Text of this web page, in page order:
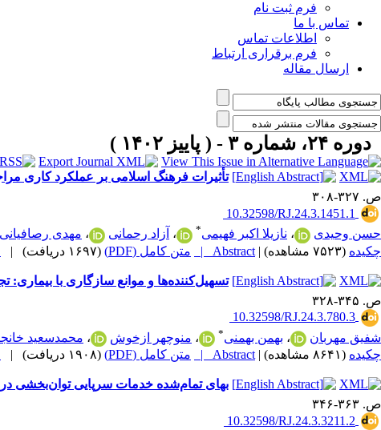
فرم ثبت نام
تماس با ما
اطلاعات تماس
فرم برقراری ارتباط
ارسال مقاله
دوره ۲۴، شماره ۳ - ( پاییز ۱۴۰۲ )
تأثیرات فرهنگ اسلامی بر عملکرد کاری
ص. ۳۲۷-۳۰۸
‎ 10.32598/RJ.24.3.1451.1
حسن وحیدی
، نازیلا اکبر فهیمی* ، آزاد رحمانی ، مهدی رصافیانی
چکیده (۷۵۲۳ مشاهده) |
Abstract | متن کامل (PDF) (۱۶۹۷ دریافت) |
تسهیل‌کننده‌ها و موانع سازگاری با بیماری:
ص. ۳۴۵-۳۲۸
‎ 10.32598/RJ.24.3.780.3
شفیق مهربان
، بهمن بهمنی* ، منوچهر ازخوش ، محمدسعید
چکیده (۸۶۴۱ مشاهده) |
Abstract | متن کامل (PDF) (۱۹۰۸ دریافت) |
بهای تمام‌شده خدمات سرپایی توان‌بخشی
ص. ۳۶۳-۳۴۶
‎ 10.32598/RJ.24.3.3211.2